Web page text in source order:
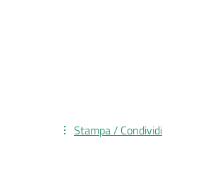
Stampa / Condividi